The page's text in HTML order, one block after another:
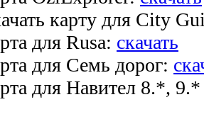
карту для City
для Rusa: скачать
для Семь дорог:
для Навител 8.*,